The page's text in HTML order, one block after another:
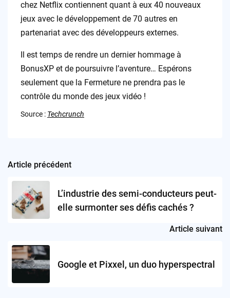
chez Netflix contiennent quant à eux 40 nouveaux
jeux avec le développement de 70 autres en
partenariat avec des développeurs externes.
Il est temps de rendre un dernier hommage à
BonusXP et de poursuivre l’aventure… Espérons
seulement que la Fermeture ne prendra pas le
contrôle du monde des jeux vidéo !
Source : Techcrunch
Post
navigation
Article précédent
L’industrie des semi-conducteurs peut-
elle surmonter ses défis cachés ?
Article suivant
Google et Pixxel, un duo hyperspectral